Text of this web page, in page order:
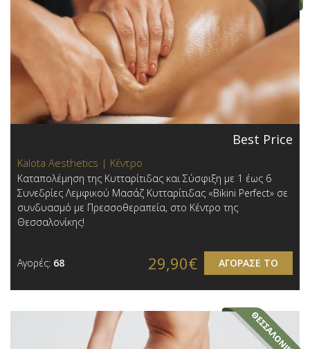
Best Price
Kalota Aesthetics | Κέντρο
Καταπολέμηση της Κυτταρίτιδας και Σύσφιξη με 1 έως 6
Συνεδρίες Λεμφικού Μασάζ Κυτταρίτιδας «Bikini Perfect» σε
συνδυασμό με Πρεσσοθεραπεία, στο Κέντρο της
Θεσσαλονίκης!
Αγορές: 68 ΑΓΟΡΑΣΕ ΤΟ
29,90€